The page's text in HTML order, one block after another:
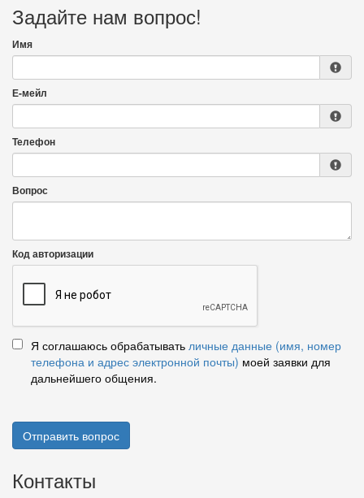
Задайте нам вопрос!
Имя
Е-мейл
Телефон
Вопрос
Код авторизации
Я соглашаюсь обрабатывать личные данные (имя, номер
телефона и адрес электронной почты) моей заявки для
дальнейшего общения.
Отправить вопрос
Контакты